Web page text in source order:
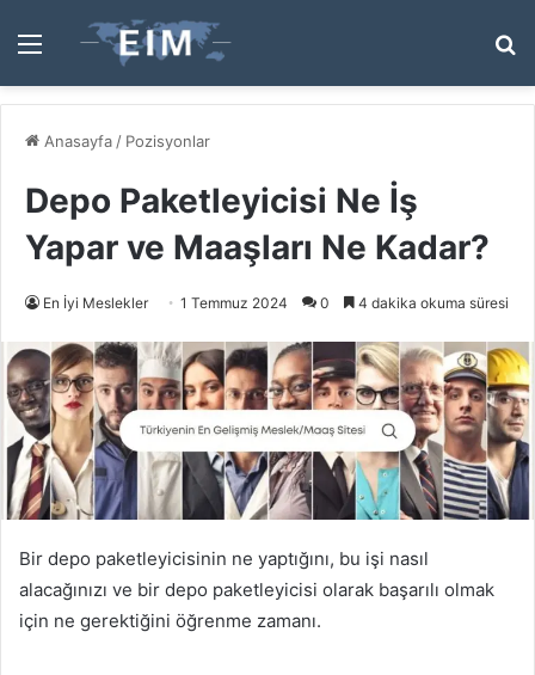
Menü
...
Anasayfa / Pozisyonlar
Depo Paketleyicisi Ne İş
Yapar ve Maaşları Ne Kadar?
En İyi Meslekler 1 Temmuz 2024 0 4 dakika okuma süresi
Bir depo paketleyicisinin ne yaptığını, bu işi nasıl
alacağınızı ve bir depo paketleyicisi olarak başarılı olmak
için ne gerektiğini öğrenme zamanı.